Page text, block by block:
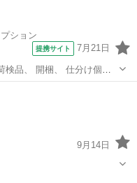
ション
提携サイト 7月21日
検品、 開梱、 仕分け個装
、 発送【取扱製品情報】繊
9月14日